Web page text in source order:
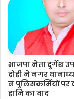
भाजपा नेता दुर्गेश
द्रोही ने नगर
न पुलिसकर्मियों पर
हानि का वाद